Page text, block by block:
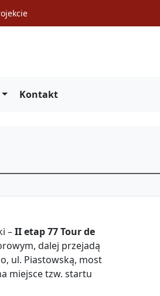
Kontakt
–II etap 77 Tour de
dalej przejadą
ul. Piastowską, most
miejsce tzw. startu